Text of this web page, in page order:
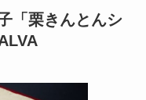
「栗きんとんシ